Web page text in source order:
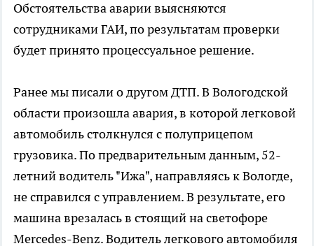
Обстоятельства аварии выясняются
сотрудниками ГАИ, по результатам проверки
будет принято процессуальное решение.
Ранее мы писали о другом ДТП. В Вологодской
области произошла авария, в которой легковой
автомобиль столкнулся с полуприцепом
грузовика. По предварительным данным, 52-
летний водитель "Ижа", направляясь к Вологде,
не справился с управлением. В результате, его
машина врезалась в стоящий на светофоре
Mercedes-Benz. Водитель легкового автомобиля